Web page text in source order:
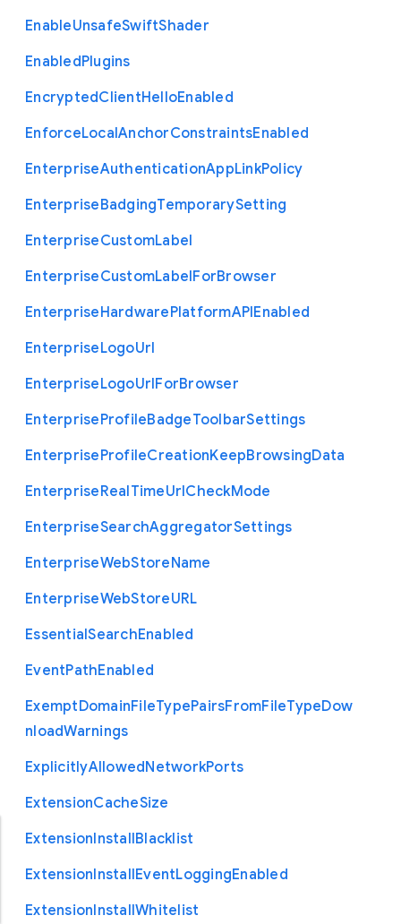
EnableUnsafeSwiftShader
EnabledPlugins
EncryptedClientHelloEnabled
EnforceLocalAnchorConstraintsEnabled
EnterpriseAuthenticationAppLinkPolicy
EnterpriseBadgingTemporarySetting
EnterpriseCustomLabel
EnterpriseCustomLabelForBrowser
EnterpriseHardwarePlatformAPIEnabled
EnterpriseLogoUrl
EnterpriseLogoUrlForBrowser
EnterpriseProfileBadgeToolbarSettings
EnterpriseProfileCreationKeepBrowsingData
EnterpriseRealTimeUrlCheckMode
EnterpriseSearchAggregatorSettings
EnterpriseWebStoreName
EnterpriseWebStoreURL
EssentialSearchEnabled
EventPathEnabled
ExemptDomainFileTypePairsFromFileTypeDow
nloadWarnings
ExplicitlyAllowedNetworkPorts
ExtensionCacheSize
ExtensionInstallBlacklist
ExtensionInstallEventLoggingEnabled
ExtensionInstallWhitelist